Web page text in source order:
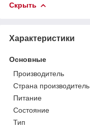
Скрыть
Характеристики
Основные
Производитель
Страна производитель
Питание
Состояние
Тип